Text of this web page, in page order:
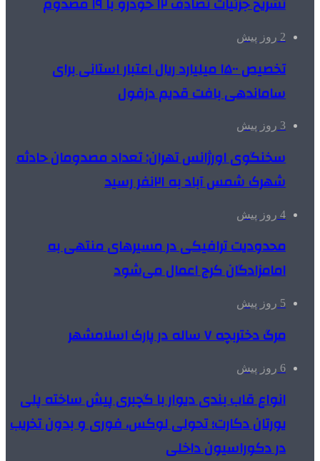
2 روز پیش
تخصیص ۱۵۰۰ میلیارد ریال اعتبار استانی برای
ساماندهی بافت قدیم دزفول
3 روز پیش
سخنگوی اورژانس تهران: تعداد مصدومان حادثه
شهرک شمس آباد به ۲۱نفر رسید
4 روز پیش
محدودیت ترافیکی در مسیرهای منتهی به
امامزادگان کرج اعمال می‌شود
5 روز پیش
مرگ دختربچه ۷ ساله در پارک اسلامشهر
6 روز پیش
انواع قاب بندی دیوار با گچبری پیش ساخته پلی
یورتان دکارت؛ تحولی لوکس، فوری و بدون تخریب
در دکوراسیون داخلی